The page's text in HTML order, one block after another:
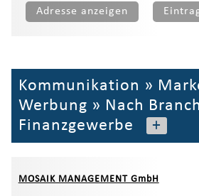
Adresse anzeigen
Kommunikation »
Werbung » Nach
Finanzgewerbe
+
MOSAIK MANAGEMENT GmbH